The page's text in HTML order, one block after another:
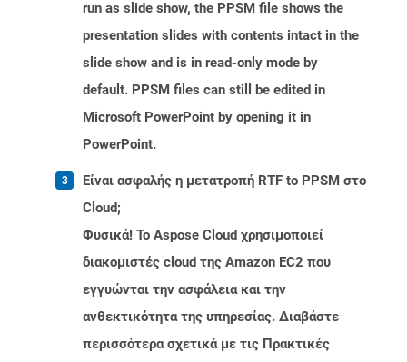
run as slide show, the PPSM file shows the
presentation slides with contents intact in the
slide show and is in read-only mode by
default. PPSM files can still be edited in
Microsoft PowerPoint by opening it in
PowerPoint.
Είναι ασφαλής η μετατροπή RTF to PPSM στο
Cloud;
Φυσικά! Το Aspose Cloud χρησιμοποιεί
διακομιστές cloud της Amazon EC2 που
εγγυώνται την ασφάλεια και την
ανθεκτικότητα της υπηρεσίας. Διαβάστε
περισσότερα σχετικά με τις Πρακτικές